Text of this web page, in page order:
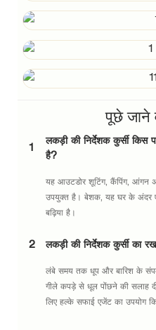
पूछे जाने
1
लकड़ी की निर्देशक कुर्सी किस
है?
यह आउटडोर शूटिंग, कैंपिंग, आंगन
उपयुक्त है। बेशक, यह घर के अंदर
बढ़िया है।
2 लकड़ी की निर्देशक कुर्सी का
लंबे समय तक धूप और बारिश के
गीले कपड़े से धूल पोंछने की सलाह
लिए हल्के सफाई एजेंट का उपयोग